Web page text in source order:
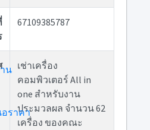
67109385787
เช่าเครื่อง
คอมพิวเตอร์ All in
one สำหรับงาน
ประมวลผล จำนวน 62
เครื่อง ของคณะ
น
ราคา